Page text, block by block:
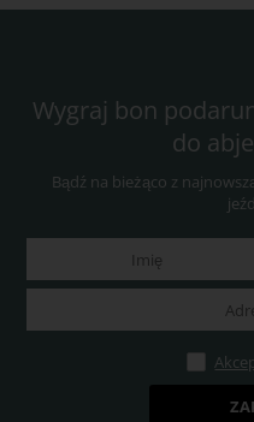
Wygraj bon
do
Bądź na bieżąco z